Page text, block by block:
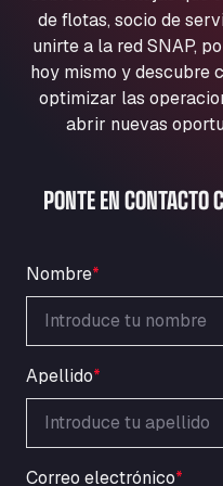
Aqua Ariva GmbH
Marie-Curie-Straße
Aral Autohof
An der Autobahn 1,
ARAL Autohof
ARAL Autohof
Nellinger Str. 24,
Schellweilerstraße 1,
ARAL Tankstelle
GmbH
Ardleigh South
a120 westbound,
Area 47 Hermanos
Autovia A4 km
de flotas, socio de
unirte a la red SNAP,
hoy mismo y descubre
optimizar las
abrir nuevas
PONTE EN
Nombre*
Apellido*
Correo electrónico*